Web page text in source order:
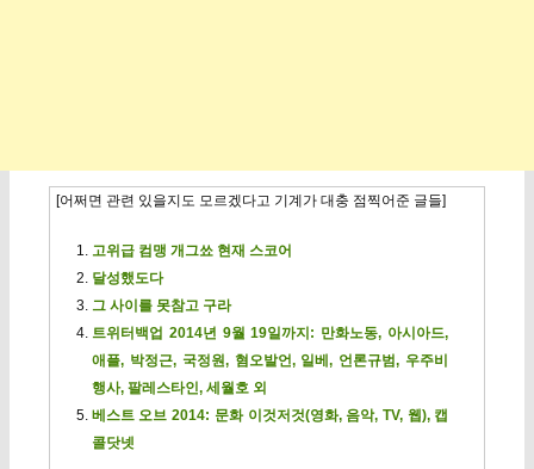
[어쩌면 관련 있을지도 모르겠다고 기계가 대충 점찍어준 글들]
고위급 컴맹 개그쑈 현재 스코어
달성했도다
그 사이를 못참고 구라
트위터백업 2014년 9월 19일까지: 만화노동, 아시아드,
애플, 박정근, 국정원, 혐오발언, 일베, 언론규범, 우주비
행사, 팔레스타인, 세월호 외
베스트 오브 2014: 문화 이것저것(영화, 음악, TV, 웹), 캡
콜닷넷